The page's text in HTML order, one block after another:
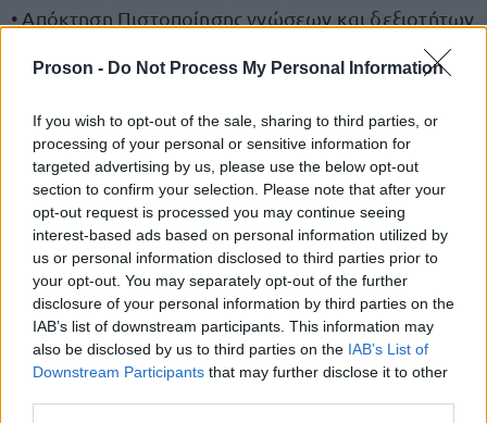
Proson - Do Not Process My Personal Information
If you wish to opt-out of the sale, sharing to third parties, or
processing of your personal or sensitive information for
targeted advertising by us, please use the below opt-out
section to confirm your selection. Please note that after your
opt-out request is processed you may continue seeing
interest-based ads based on personal information utilized by
us or personal information disclosed to third parties prior to
your opt-out. You may separately opt-out of the further
disclosure of your personal information by third parties on the
IAB’s list of downstream participants. This information may
also be disclosed by us to third parties on the IAB’s List of
Downstream Participants that may further disclose it to other
• Απόκτηση Πιστοποίησης γνώσεων και δεξιοτήτων
• Εκπαιδευτικό επίδομα 5€ / ώρα κατάρτισης με
Τα προγράμματα κατάρτισης που
μπορείτε να επιλέξετε στην goLearn
1. Κυκλική Οικονομία
2. Επιχειρηματικές δεξιότητες για την εκμετάλλευση
πράσινων ευκαιριών
3. Προστασία Περιβάλλοντος από ψηφιακές
τεχνολογίες και συσκευές